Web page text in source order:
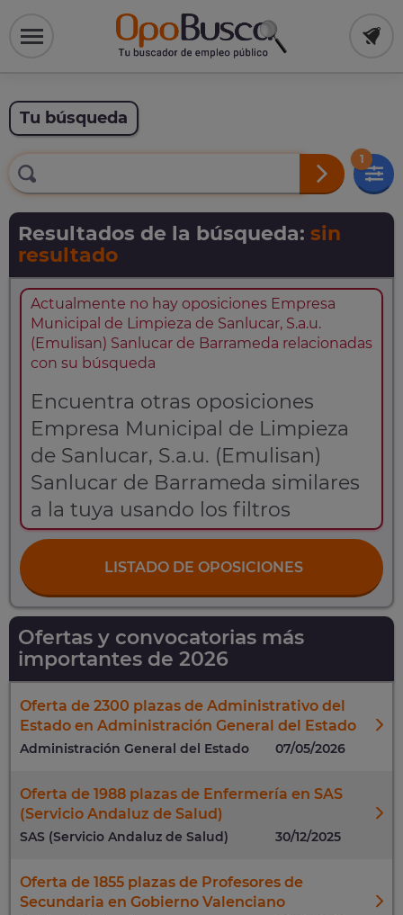
Tu búsqueda
1
Resultados de la búsqueda: sin
resultado
Actualmente no hay oposiciones Empresa
Municipal de Limpieza de Sanlucar, S.a.u.
(Emulisan) Sanlucar de Barrameda relacionadas
con su búsqueda
Encuentra otras oposiciones
Empresa Municipal de Limpieza
de Sanlucar, S.a.u. (Emulisan)
Sanlucar de Barrameda similares
a la tuya usando los filtros
LISTADO DE OPOSICIONES
Ofertas y convocatorias más
importantes de 2026
Oferta de 2300 plazas de Administrativo del
Estado en Administración General del Estado
Administración General del Estado 07/05/2026
Oferta de 1988 plazas de Enfermería en SAS
(Servicio Andaluz de Salud)
SAS (Servicio Andaluz de Salud) 30/12/2025
Oferta de 1855 plazas de Profesores de
Secundaria en Gobierno Valenciano